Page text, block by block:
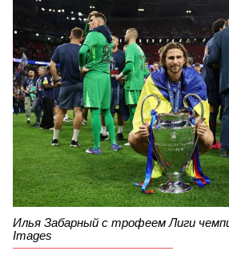
Илья Забарный с трофеем Лиги
Images